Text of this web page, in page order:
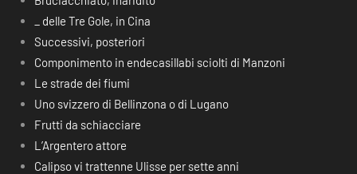
_ delle Tre Gole, in Cina
Successivi, posteriori
Componimento in endecasillabi sciolti di Manzoni
Le strade dei fiumi
Uno svizzero di Bellinzona o di Lugano
Frutti da schiacciare
L’Argentero attore
Calipso vi trattenne Ulisse per sette anni